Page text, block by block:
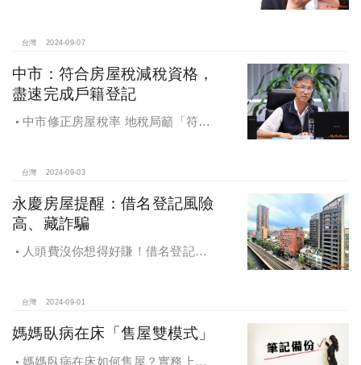
台灣 2024-09-07
中市：符合房屋稅減稅資格，
盡速完成戶籍登記
中市修正房屋稅率 地稅局籲「符合
台灣 2024-09-03
永慶房屋提醒：借名登記風險
高、藏詐騙
人頭費沒你想得好賺！借名登記風
台灣 2024-09-01
媽媽臥病在床「售屋雙模式」
媽媽臥病在床如何售屋？實務上可